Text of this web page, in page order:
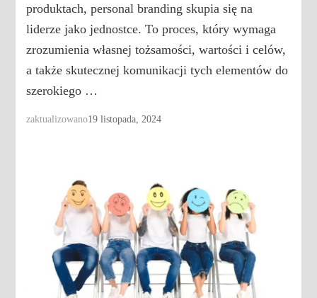
produktach, personal branding skupia się na
liderze jako jednostce. To proces, który wymaga
zrozumienia własnej tożsamości, wartości i celów,
a także skutecznej komunikacji tych elementów do
szerokiego …
zaktualizowano19 listopada, 2024